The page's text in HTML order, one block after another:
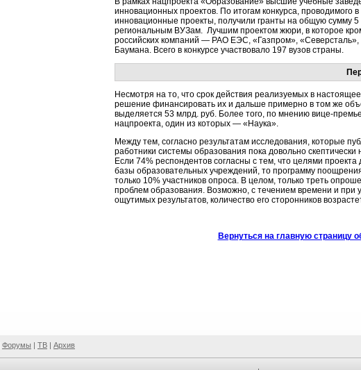
инновационных проектов. По итогам конкурса,
инновационные проекты, получили гранты на общую сумму 5
региональным ВУЗам. Лучшим проектом жюри, в которое
российских компаний — РАО ЕЭС, «Газпром»,
Баумана. Всего в конкурсе участвовало 197 вузов страны.
Несмотря на то, что срок действия реализуемых в
решение финансировать их и дальше примерно в том же
выделяется 53 млрд. руб. Более того, по мнению вице-
нацпроекта, один из которых — «Наука».
Между тем, согласно результатам исследования, которые
работники системы образования пока довольно
Если 74% респондентов согласны с тем, что целями
базы образовательных учреждений, то программу
только 10% участников опроса. В целом, только треть
проблем образования. Возможно, с течением времени и при
ощутимых результатов, количество его сторонников
Вернуться на главную страницу
Форумы | ТВ | Архив